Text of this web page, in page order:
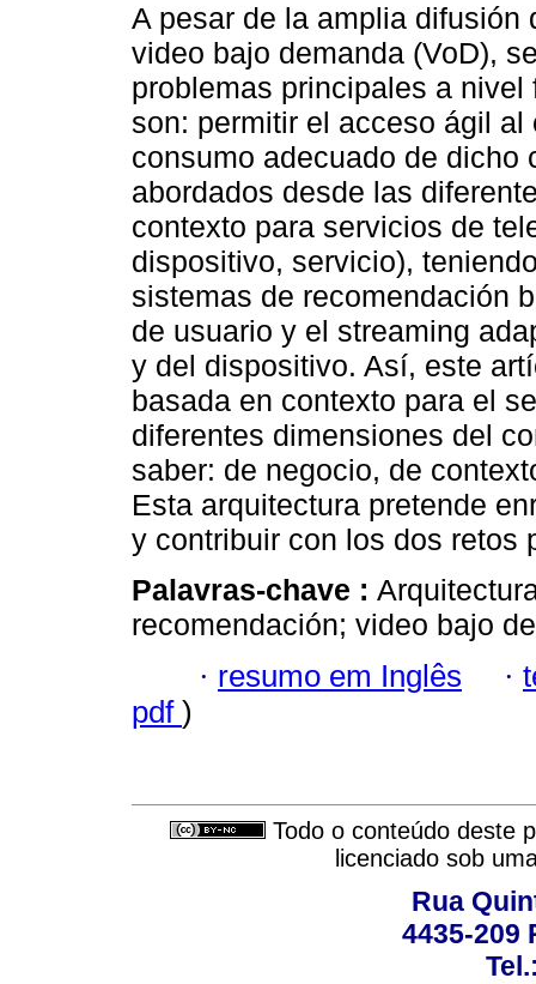
A pesar de la amplia difusión
video bajo demanda (VoD),
problemas principales a nivel
son: permitir el acceso ágil
consumo adecuado de dicho
abordados desde las
contexto para servicios de
dispositivo, servicio),
sistemas de recomendación
de usuario y el streaming
y del dispositivo. Así, este
basada en contexto para el
diferentes dimensiones del
saber: de negocio, de
Esta arquitectura pretende
y contribuir con los dos retos
Palavras-chave :
recomendación; video bajo
· resumo em Inglês ·
pdf )
Todo o conteúdo deste
licenciado sob
Rua
4435-209